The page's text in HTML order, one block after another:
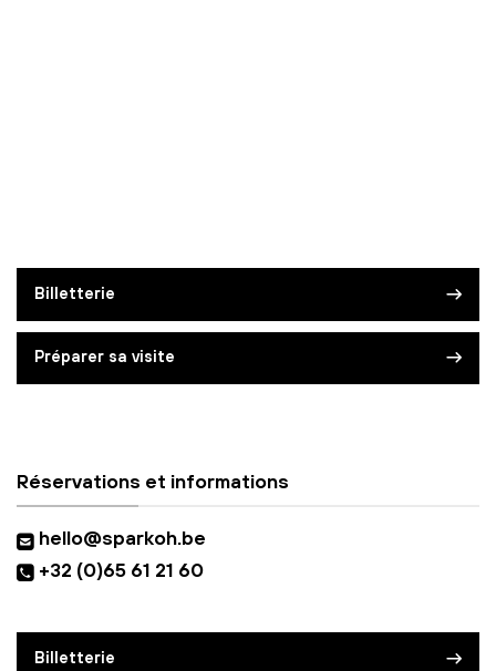
Billetterie
Préparer sa visite
Réservations et informations
hello@sparkoh.be
+32 (0)65 61 21 60
Billetterie